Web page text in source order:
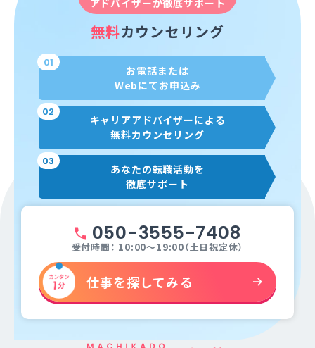
アドバイザーが徹底サポート
無料カウンセリング
01
お電話または
Webにてお申込み
02
キャリアアドバイザーによる
無料カウンセリング
03
あなたの転職活動を
徹底サポート
050-3555-7408
受付時間： 10:00～19:00（土日祝定休）
仕事を探してみる